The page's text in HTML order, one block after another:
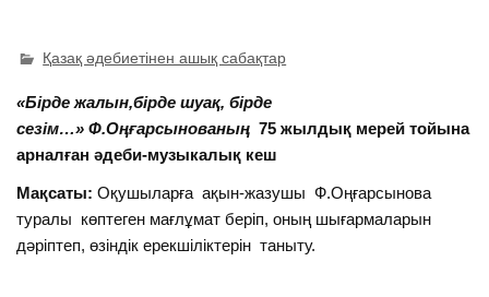
Қазақ әдебиетінен ашық сабақтар
«Бірде жалын,бірде шуақ, бірде
сезім…»Ф.Оңғарсынованың75 жылдық мерей тойына
арналғанәдеби-музыкалық кеш
Мақсаты: Оқушыларға ақын-жазушы Ф.Оңғарсынова
туралы көптеген мағлұмат беріп, оның шығармаларын
дәріптеп, өзіндік ерекшіліктерін таныту.